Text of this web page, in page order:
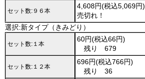
セット数:９６本
4,608円(税込5,069円)
売切れ！
選択:新タイプ（きみどり）
セット数:１本
60円(税込66円)
残り 679
セット数:１２本
696円(税込766円)
残り 36